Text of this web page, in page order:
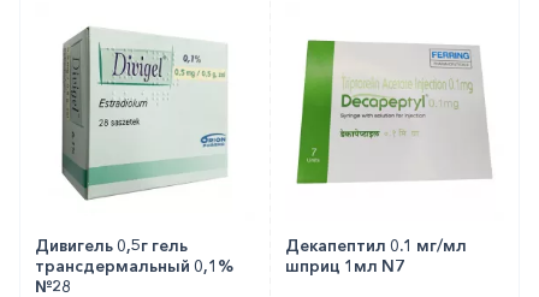
Дивигель 0,5г гель
трансдермальный 0,1%
№28
Декапептил 0.1 мг/мл
шприц 1мл N7